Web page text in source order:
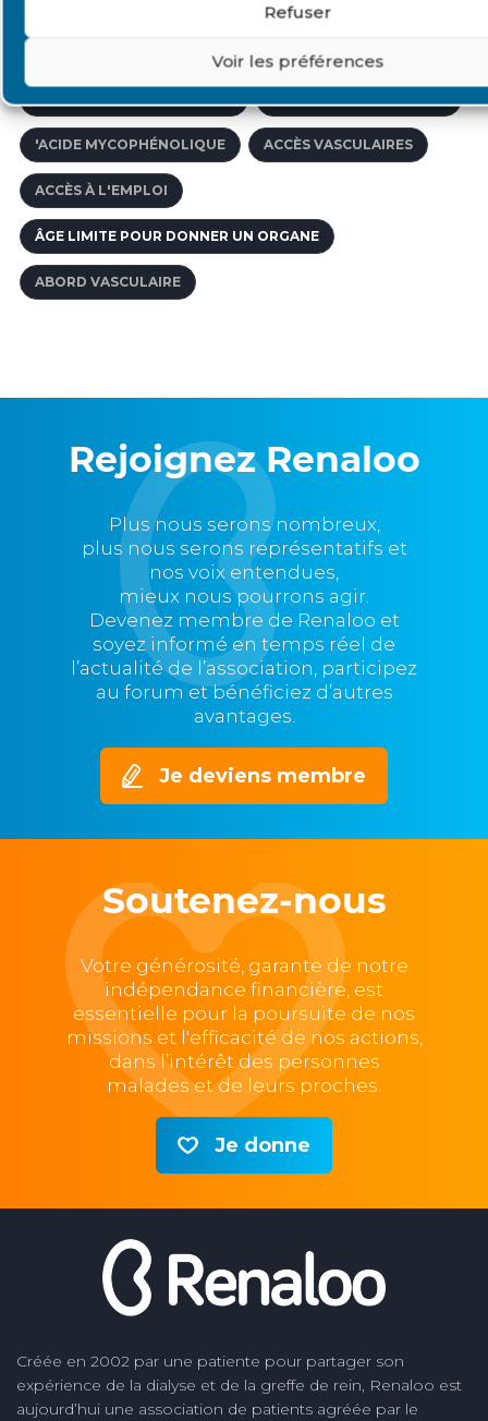
Refuser
Voir les préférences
ACCOMPAGNEMENT PÉDAGOGIQUE
AFFECTIONS DE LONGUE DURÉE
'ACIDE MYCOPHÉNOLIQUE ACCÈS VASCULAIRES
ACCÈS À L'EMPLOI
ÂGE LIMITE POUR DONNER UN ORGANE
ABORD VASCULAIRE
Rejoignez Renaloo
Plus nous serons nombreux,
plus nous serons représentatifs et
nos voix entendues,
mieux nous pourrons agir.
Devenez membre de Renaloo et
soyez informé en temps réel de
l’actualité de l’association, participez
au forum et bénéficiez d’autres
avantages.
Je deviens membre
Soutenez-nous
Votre générosité, garante de notre
indépendance financière, est
essentielle pour la poursuite de nos
missions et l'efficacité de nos actions,
dans l’intérêt des personnes
malades et de leurs proches.
Je donne
Créée en 2002 par une patiente pour partager son
expérience de la dialyse et de la greffe de rein, Renaloo est
aujourd’hui une association de patients agréée par le